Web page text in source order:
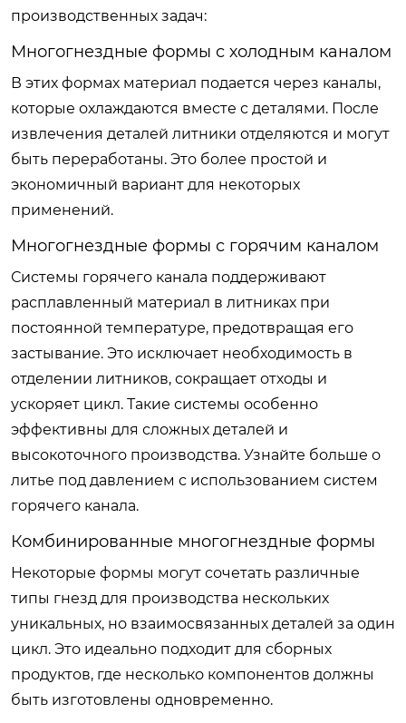
производственных задач:
Многогнездные формы с холодным каналом
В этих формах материал подается через каналы,
которые охлаждаются вместе с деталями. После
извлечения деталей литники отделяются и могут
быть переработаны. Это более простой и
экономичный вариант для некоторых
применений.
Многогнездные формы с горячим каналом
Системы горячего канала поддерживают
расплавленный материал в литниках при
постоянной температуре, предотвращая его
застывание. Это исключает необходимость в
отделении литников, сокращает отходы и
ускоряет цикл. Такие системы особенно
эффективны для сложных деталей и
высокоточного производства. Узнайте больше о
литье под давлением с использованием систем
горячего канала.
Комбинированные многогнездные формы
Некоторые формы могут сочетать различные
типы гнезд для производства нескольких
уникальных, но взаимосвязанных деталей за один
цикл. Это идеально подходит для сборных
продуктов, где несколько компонентов должны
быть изготовлены одновременно.